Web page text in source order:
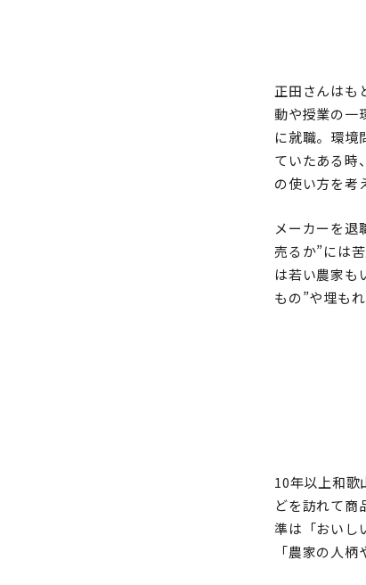
正田さんはも
動や授業の一
に就職。環境
ていたある時
の使い方を考
メーカーを退
売るか”には
は若い農家も
もの”や埋も
10年以上和歌
どを訪れて商
準は「おいし
「農家の人柄